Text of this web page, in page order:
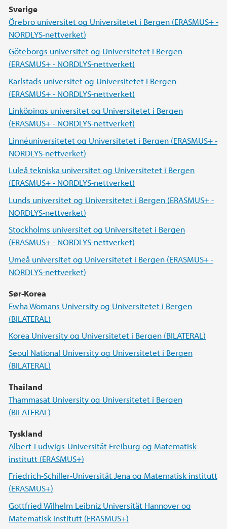
Sverige
Örebro universitet og Universitetet i Bergen (ERASMUS+ -
NORDLYS-nettverket)
Göteborgs universitet og Universitetet i Bergen
(ERASMUS+ - NORDLYS-nettverket)
Karlstads universitet og Universitetet i Bergen
(ERASMUS+ - NORDLYS-nettverket)
Linköpings universitet og Universitetet i Bergen
(ERASMUS+ - NORDLYS-nettverket)
Linnéuniversitetet og Universitetet i Bergen (ERASMUS+ -
NORDLYS-nettverket)
Luleå tekniska universitet og Universitetet i Bergen
(ERASMUS+ - NORDLYS-nettverket)
Lunds universitet og Universitetet i Bergen (ERASMUS+ -
NORDLYS-nettverket)
Stockholms universitet og Universitetet i Bergen
(ERASMUS+ - NORDLYS-nettverket)
Umeå universitet og Universitetet i Bergen (ERASMUS+ -
NORDLYS-nettverket)
Sør-Korea
Ewha Womans University og Universitetet i Bergen
(BILATERAL)
Korea University og Universitetet i Bergen (BILATERAL)
Seoul National University og Universitetet i Bergen
(BILATERAL)
Thailand
Thammasat University og Universitetet i Bergen
(BILATERAL)
Tyskland
Albert-Ludwigs-Universität Freiburg og Matematisk
institutt (ERASMUS+)
Friedrich-Schiller-Universität Jena og Matematisk institutt
(ERASMUS+)
Gottfried Wilhelm Leibniz Universität Hannover og
Matematisk institutt (ERASMUS+)